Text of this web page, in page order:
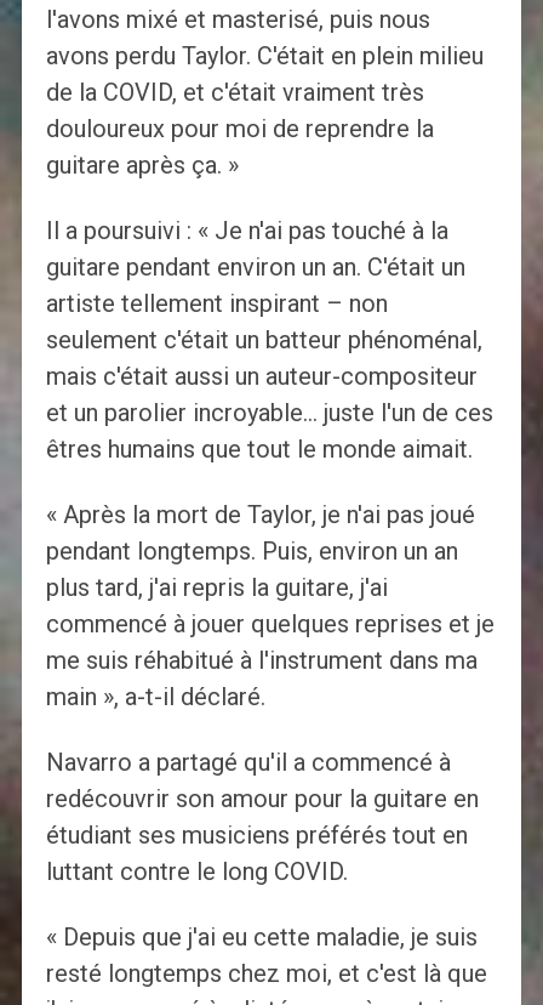
l'avons mixé et masterisé, puis nous
avons perdu Taylor. C'était en plein milieu
de la COVID, et c'était vraiment très
douloureux pour moi de reprendre la
guitare après ça. »
Il a poursuivi : « Je n'ai pas touché à la
guitare pendant environ un an. C'était un
artiste tellement inspirant – non
seulement c'était un batteur phénoménal,
mais c'était aussi un auteur-compositeur
et un parolier incroyable… juste l'un de ces
êtres humains que tout le monde aimait.
« Après la mort de Taylor, je n'ai pas joué
pendant longtemps. Puis, environ un an
plus tard, j'ai repris la guitare, j'ai
commencé à jouer quelques reprises et je
me suis réhabitué à l'instrument dans ma
main », a-t-il déclaré.
Navarro a partagé qu'il a commencé à
redécouvrir son amour pour la guitare en
étudiant ses musiciens préférés tout en
luttant contre le long COVID.
« Depuis que j'ai eu cette maladie, je suis
resté longtemps chez moi, et c'est là que